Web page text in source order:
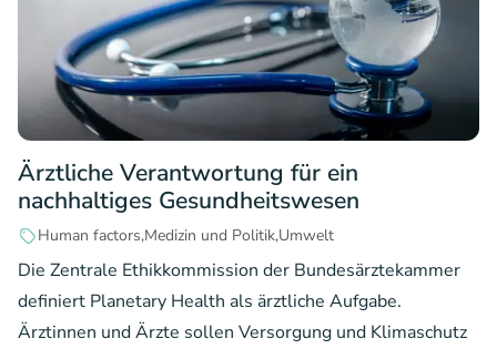
Ärztliche Verantwortung für ein
nachhaltiges Gesundheitswesen
Human factorsMedizin und PolitikUmwelt
Die Zentrale Ethikkommission der Bundesärztekammer
definiert Planetary Health als ärztliche Aufgabe.
Ärztinnen und Ärzte sollen Versorgung und Klimaschutz